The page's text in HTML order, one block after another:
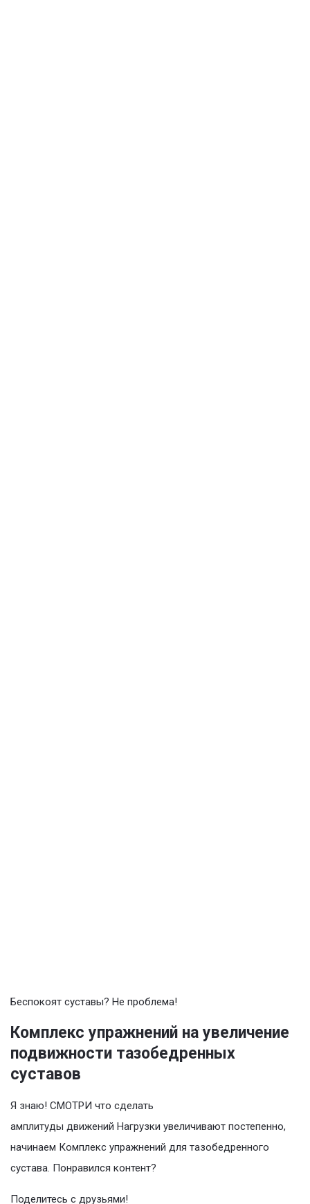
Беспокоят суставы? Не проблема!
Комплекс упражнений на увеличение
подвижности тазобедренных
суставов
Я знаю! СМОТРИ что сделать
амплитуды движений Нагрузки увеличивают постепенно,
начинаем Комплекс упражнений для тазобедренного
сустава. Понравился контент?
Поделитесь с друзьями!